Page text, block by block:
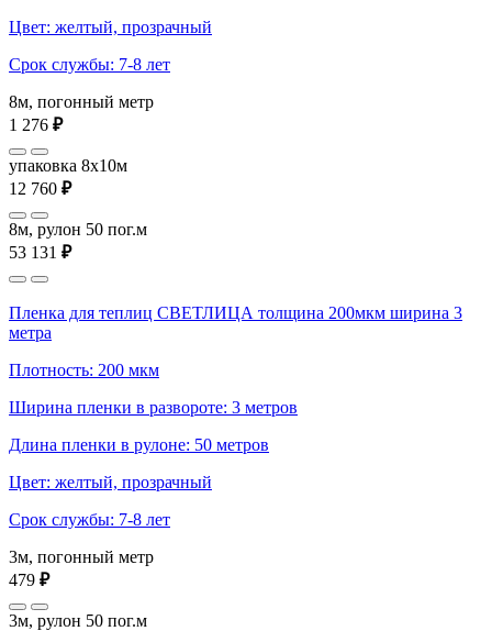
Цвет: желтый, прозрачный
Срок службы: 7-8 лет
8м, погонный метр
1 276 ₽
упаковка 8x10м
12 760 ₽
8м, рулон 50 пог.м
53 131 ₽
Пленка для теплиц СВЕТЛИЦА толщина 200мкм ширина 3
метра
Плотность: 200 мкм
Ширина пленки в развороте: 3 метров
Длина пленки в рулоне: 50 метров
Цвет: желтый, прозрачный
Срок службы: 7-8 лет
3м, погонный метр
479 ₽
3м, рулон 50 пог.м